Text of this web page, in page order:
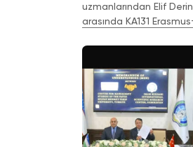
uzmanlarından Elif
arasında KA131
Kütüphanesi’ni ziyaret